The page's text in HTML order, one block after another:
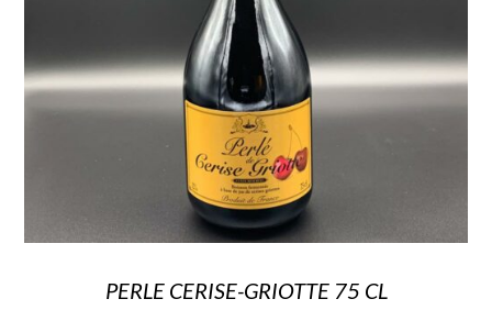
PERLE CERISE-GRIOTTE 75 CL